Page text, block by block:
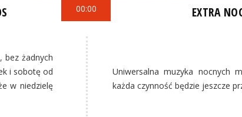
bez żadnych
i sobotę od
w niedzielę
00:00 EXTRA
Uniwersalna muzyka nocnych
każda czynność będzie jeszcze